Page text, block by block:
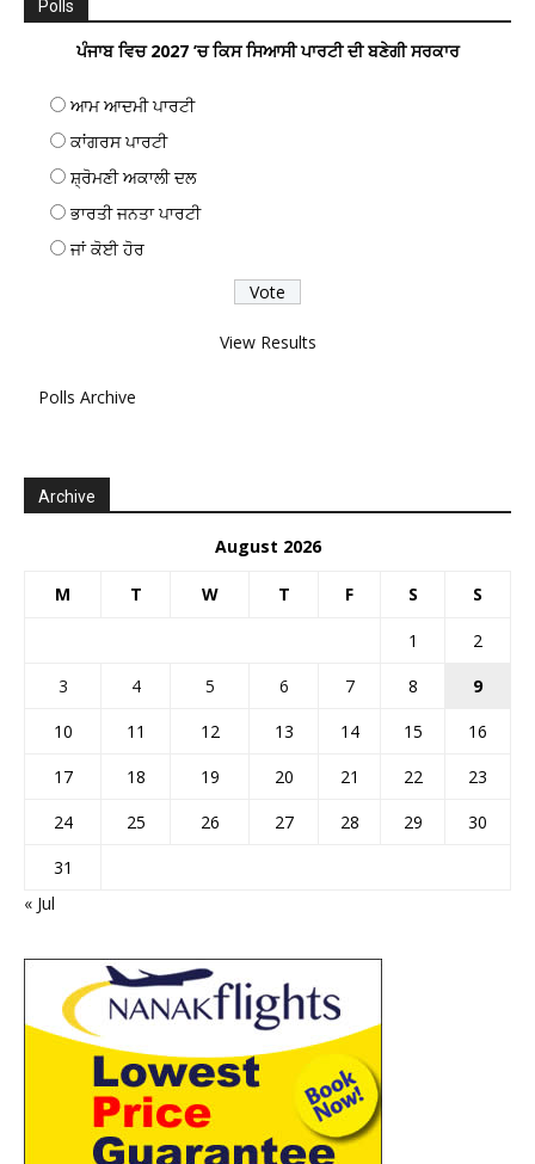
Polls
ਪੰਜਾਬ ਵਿਚ 2027 ’ਚ ਕਿਸ ਸਿਆਸੀ ਪਾਰਟੀ ਦੀ ਬਣੇਗੀ ਸਰਕਾਰ
ਆਮ ਆਦਮੀ ਪਾਰਟੀ
ਕਾਂਗਰਸ ਪਾਰਟੀ
ਸ਼੍ਰੋਮਣੀ ਅਕਾਲੀ ਦਲ
ਭਾਰਤੀ ਜਨਤਾ ਪਾਰਟੀ
ਜਾਂ ਕੋਈ ਹੋਰ
View Results
Polls Archive
Archive
August 2026
M T W T F S S
1
2
3
4 5 6 7 8
9
10
11 12 13 14 15
16
17
18 19 20 21 22
23
24
25 26 27 28 29
30
31
« Jul